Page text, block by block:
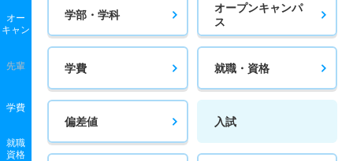
オー
キャン
先輩
学費
就職
資格
学部・学科
オープンキャンパ
ス
学費 就職・資格
偏差値 入試